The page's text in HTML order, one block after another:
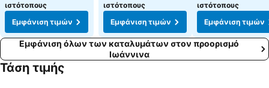
ιστότοπους
Εμφάνιση τιμών
ιστότοπους
Εμφάνιση τιμών
ιστότοπους
Εμφάνιση τιμών
Εμφάνιση όλων των καταλυμάτων στον προορισμό
Ιωάννινα
Τάση τιμής